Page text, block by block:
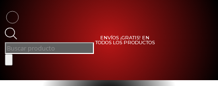
Búsqueda
ENVÍOS ¡GRATIS! EN
TODOS LOS PRODUCTOS